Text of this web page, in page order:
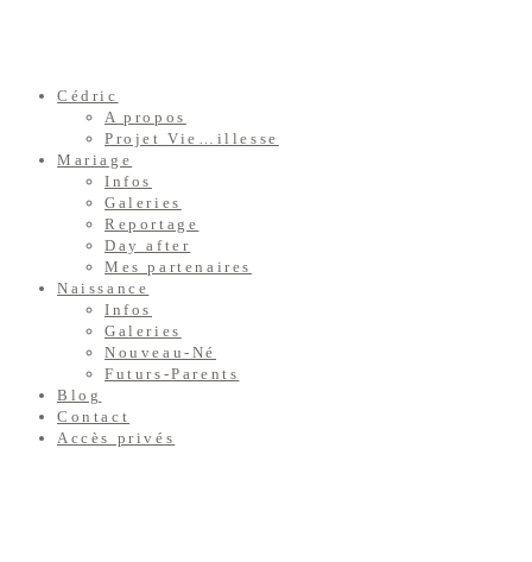
Cédric
A propos
Projet Vie…illesse
Mariage
Infos
Galeries
Reportage
Day after
Mes partenaires
Naissance
Infos
Galeries
Nouveau-Né
Futurs-Parents
Blog
Contact
Accès privés